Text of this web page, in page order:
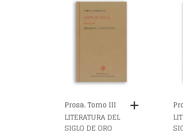
Prosa. Tomo III
LITERATURA DEL
SIGLO DE ORO